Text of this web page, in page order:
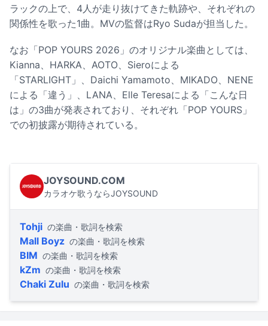
ラックの上で、4人が走り抜けてきた軌跡や、それぞれの
関係性を歌った1曲。MVの監督はRyo Sudaが担当した。
なお「POP YOURS 2026」のオリジナル楽曲としては、
Kianna、HARKA、AOTO、Sieroによる
「STARLIGHT」、Daichi Yamamoto、MIKADO、NENE
による「違う」、LANA、Elle Teresaによる「こんな日
は」の3曲が発表されており、それぞれ「POP YOURS」
での初披露が期待されている。
JOYSOUND.COM
カラオケ歌うならJOYSOUND
Tohji の楽曲・歌詞を検索
Mall Boyz の楽曲・歌詞を検索
BIM の楽曲・歌詞を検索
kZm の楽曲・歌詞を検索
Chaki Zulu の楽曲・歌詞を検索